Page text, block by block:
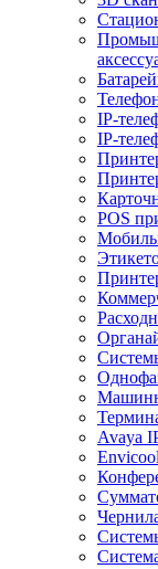
IP-
IP-
POS
Avaya